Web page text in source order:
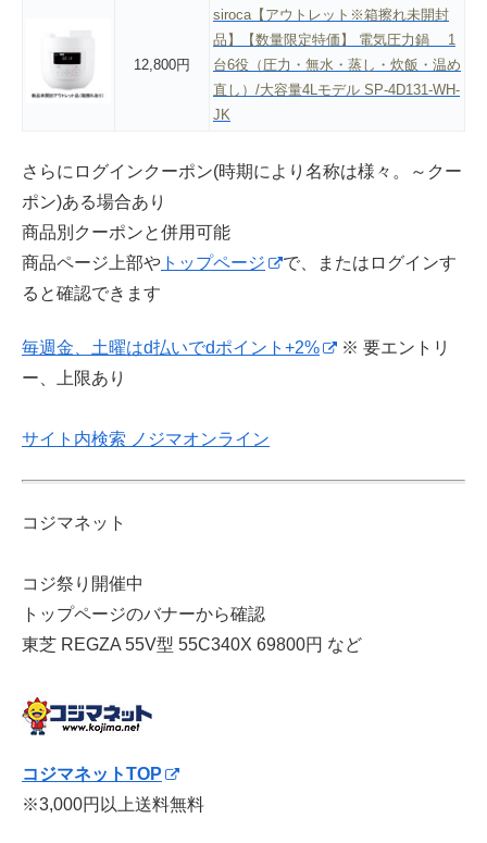
12,800円
siroca【アウトレット※箱擦れ未開封
品】【数量限定特価】 電気圧力鍋 1
台6役（圧力・無水・蒸し・炊飯・温め
直し）/大容量4Lモデル SP-4D131-WH-
JK
さらにログインクーポン(時期により名称は様々。～クー
ポン)ある場合あり
商品別クーポンと併用可能
商品ページ上部や トップページ
で、またはログインす
ると確認できます
毎週金、土曜はd払いでdポイント+2%
※ 要エントリ
ー、上限あり
サイト内検索 ノジマオンライン
コジマネット
コジ祭り開催中
トップページのバナーから確認
東芝 REGZA 55V型 55C340X 69800円 など
コジマネットTOP
※3,000円以上送料無料